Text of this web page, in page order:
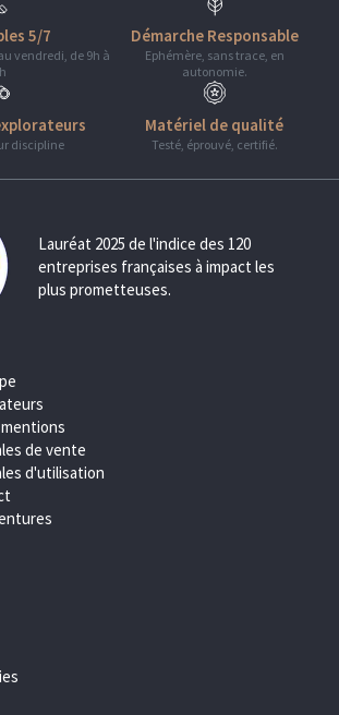
5/7
vendredi, de 9h à
discipline
Démarche Responsable
Ephémère, sans trace, en
autonomie.
Matériel de qualité
Testé, éprouvé, certifié.
Lauréat 2025 de l'indice des 120
entreprises françaises à impact les
plus prometteuses.
de vente
d'utilisation